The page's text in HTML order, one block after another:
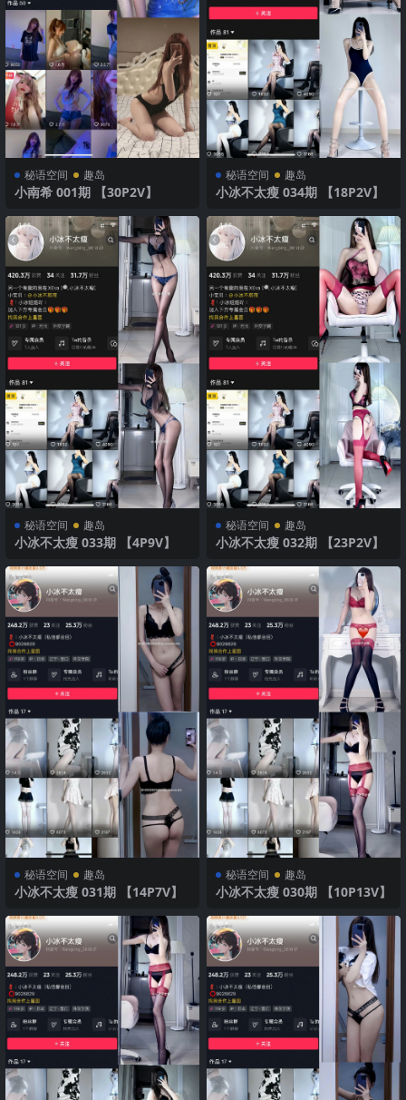
秘语空间 趣岛
小南希 001期 【30P2V】
秘语空间 趣岛
小冰不太瘦 034期 【18P2V】
秘语空间 趣岛
小冰不太瘦 033期 【4P9V】
秘语空间 趣岛
小冰不太瘦 032期 【23P2V】
秘语空间 趣岛
小冰不太瘦 031期 【14P7V】
秘语空间 趣岛
小冰不太瘦 030期 【10P13V】